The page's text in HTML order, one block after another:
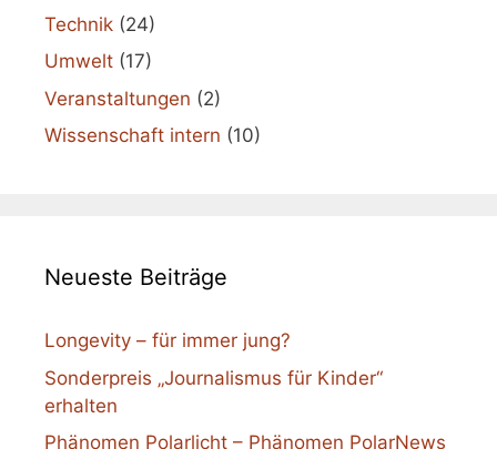
Technik (24)
Umwelt (17)
Veranstaltungen (2)
Wissenschaft intern (10)
Neueste Beiträge
Longevity – für immer jung?
Sonderpreis „Journalismus für Kinder“
erhalten
Phänomen Polarlicht – Phänomen PolarNews